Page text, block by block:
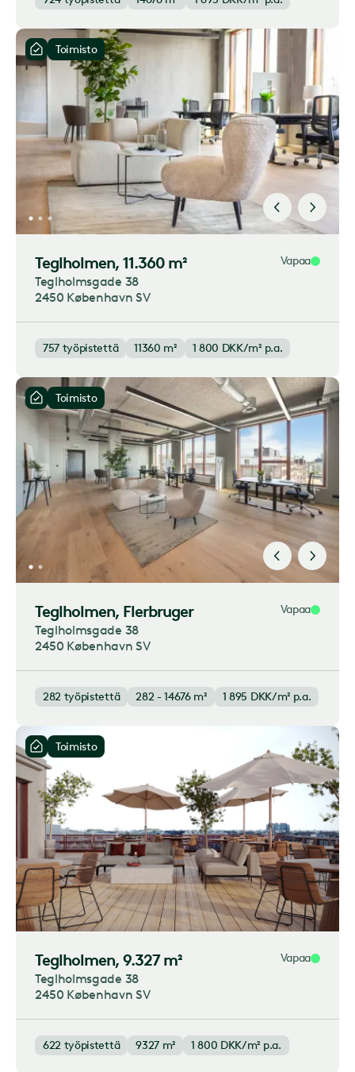
Toimisto
Teglholmen, 11.360 m² Vapaa
Teglholmsgade 38
2450 København SV
757 työpistettä 11360 m² 1 800 DKK/m² p.a.
Toimisto
Teglholmen, Flerbruger Vapaa
Teglholmsgade 38
2450 København SV
282 työpistettä 282 - 14676 m² 1 895 DKK/m² p.a.
Toimisto
Teglholmen, 9.327 m² Vapaa
Teglholmsgade 38
2450 København SV
622 työpistettä 9327 m² 1 800 DKK/m² p.a.